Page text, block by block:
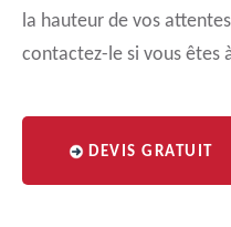
la hauteur de vos
contactez-le si vous êtes
DEVIS GRATUIT